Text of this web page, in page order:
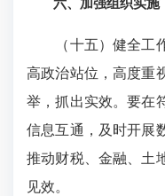
六、加强组织实施
（十五）健全工作
高政治站位，高度重
举，抓出实效。要在
信息互通，及时开展
推动财税、金融、土
见效。